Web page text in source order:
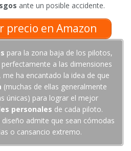
ante un posible accidente.
precio en Amazon
para la zona baja de los pilotos,
a las dimensiones
ha encantado la idea de que
(muchas de ellas generalmente
únicas) para lograr el mejor
personales de cada piloto.
admite que sean cómodas
o cansancio extremo.